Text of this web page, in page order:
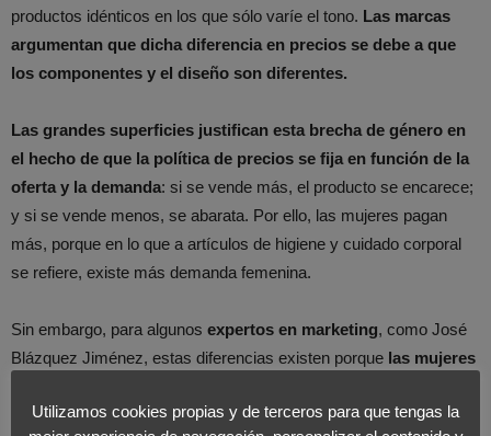
productos idénticos en los que sólo varíe el tono. Las marcas
argumentan que dicha diferencia en precios se debe a que
los componentes y el diseño son diferentes.
Las grandes superficies justifican esta brecha de género en
el hecho de que la política de precios se fija en función de la
oferta y la demanda: si se vende más, el producto se encarece;
y si se vende menos, se abarata. Por ello, las mujeres pagan
más, porque en lo que a artículos de higiene y cuidado corporal
se refiere, existe más demanda femenina.
Sin embargo, para algunos expertos en marketing, como José
Blázquez Jiménez, estas diferencias existen porque las mujeres
productos más que los hombres y están dispuestas a pagar
Utilizamos cookies propias y de terceros para que tengas la